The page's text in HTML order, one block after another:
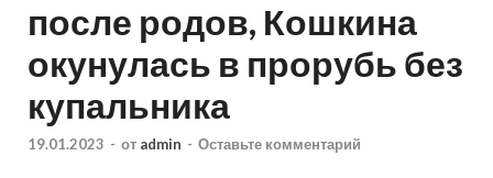
после родов, Кошкина
окунулась в прорубь без
купальника
19.01.2023 - от admin - Оставьте комментарий